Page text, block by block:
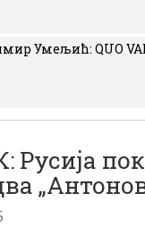
Умељић: QUO